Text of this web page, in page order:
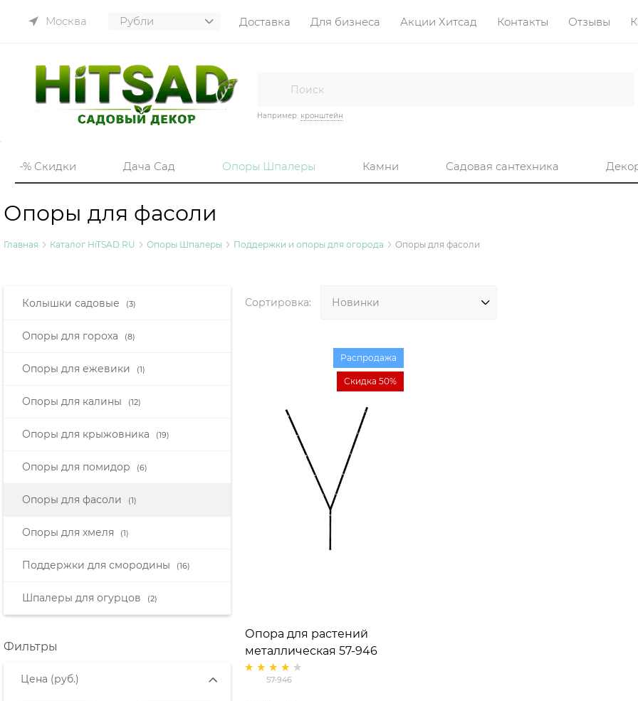
Москва Доставка Для бизнеса Акции Хитсад Контакты Отзывы
Например: кронштейн
-% Скидки Дача Сад Опоры Шпалеры Камни Садовая сантехника
Опоры для фасоли
Главная Каталог HiTSAD.RU Опоры Шпалеры Поддержки и опоры для огорода Опоры для фасоли
Колышки садовые (3)
Опоры для гороха (8)
Опоры для ежевики (1)
Опоры для калины (12)
Опоры для крыжовника (19)
Опоры для помидор (6)
Опоры для фасоли (1)
Опоры для хмеля (1)
Поддержки для смородины (16)
Шпалеры для огурцов (2)
Фильтры
Цена (руб.)
Сортировка:
Опора для растений
металлическая 57-946
высота 150 см
57-946
Распродажа
Скидка 50%